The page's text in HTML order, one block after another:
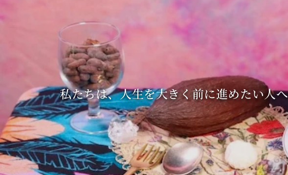
踏み出すためのエナジーを届けています。